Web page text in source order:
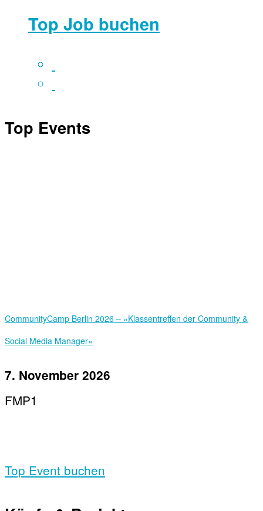
Top Job buchen
Top Events
Community­Camp Berlin 2026 – »Klassentreffen der Community &
Social Media Manager«
7. November 2026
FMP1
Top Event buchen